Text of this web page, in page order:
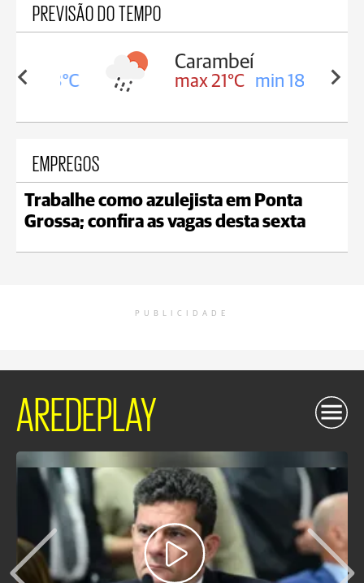
PREVISÃO DO TEMPO
18°C
Carambeí
max 21°C min 18°C
EMPREGOS
Trabalhe como azulejista em Ponta
Grossa; confira as vagas desta sexta
PUBLICIDADE
AREDEPLAY